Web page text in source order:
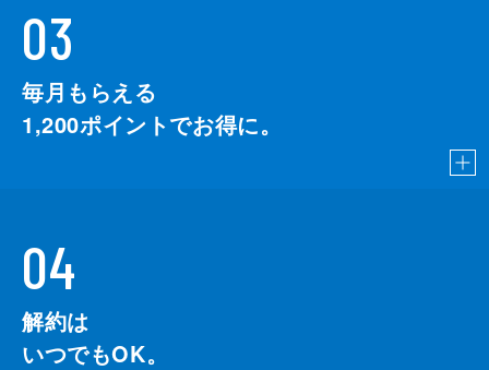
03
毎月もらえる
1,200ポイントでお得に。
04
解約は
いつでもOK。